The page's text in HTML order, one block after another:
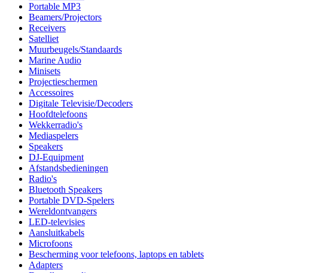
Portable MP3
Beamers/Projectors
Receivers
Satelliet
Muurbeugels/Standaards
Marine Audio
Minisets
Projectieschermen
Accessoires
Digitale Televisie/Decoders
Hoofdtelefoons
Wekkerradio's
Mediaspelers
Speakers
DJ-Equipment
Afstandsbedieningen
Radio's
Bluetooth Speakers
Portable DVD-Spelers
Wereldontvangers
LED-televisies
Aansluitkabels
Microfoons
Bescherming voor telefoons, laptops en tablets
Adapters